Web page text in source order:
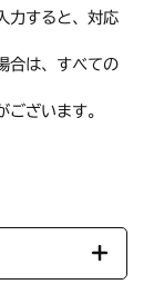
力すると、対応
合は、すべての
ざいます。
ーマンコード】